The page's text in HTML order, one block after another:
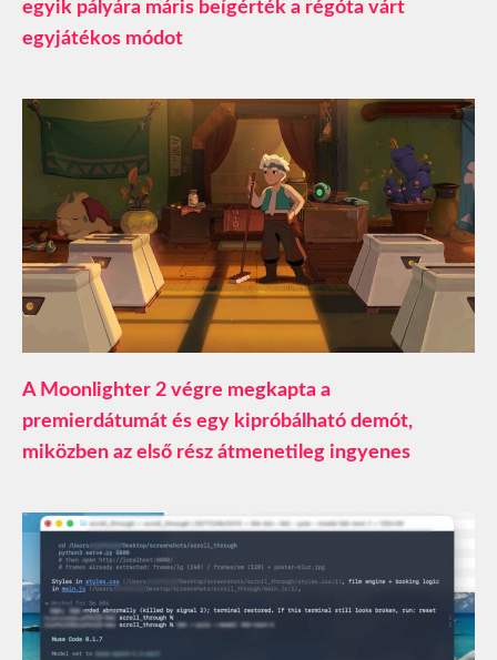
egyik pályára máris beígérték a régóta várt
egyjátékos módot
A Moonlighter 2 végre megkapta a
premierdátumát és egy kipróbálható demót,
miközben az első rész átmenetileg ingyenes